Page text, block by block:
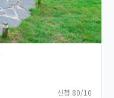
신청 80/10